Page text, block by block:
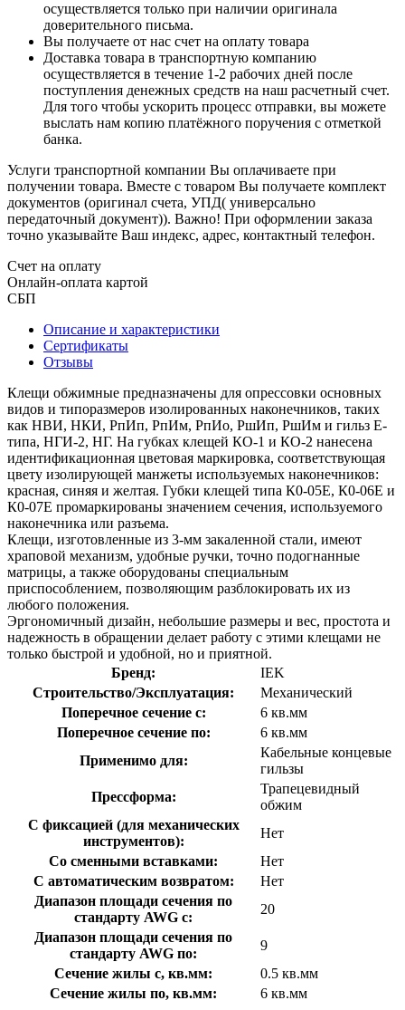
осуществляется только при наличии оригинала
доверительного письма.
Вы получаете от нас счет на оплату товара
Доставка товара в транспортную компанию
осуществляется в течение 1-2 рабочих дней после
поступления денежных средств на наш расчетный счет.
Для того чтобы ускорить процесс отправки, вы можете
выслать нам копию платёжного поручения с отметкой
банка.
Услуги транспортной компании Вы оплачиваете при
получении товара. Вместе с товаром Вы получаете комплект
документов (оригинал счета, УПД( универсально
передаточный документ)). Важно! При оформлении заказа
точно указывайте Ваш индекс, адрес, контактный телефон.
Счет на оплату
Онлайн-оплата картой
СБП
Описание и характеристики
Сертификаты
Отзывы
Клещи обжимные предназначены для опрессовки основных
видов и типоразмеров изолированных наконечников, таких
как НВИ, НКИ, РпИп, РпИм, РпИо, РшИп, РшИм и гильз Е-
типа, НГИ-2, НГ. На губках клещей КО-1 и КО-2 нанесена
идентификационная цветовая маркировка, соответствующая
цвету изолирующей манжеты используемых наконечников:
красная, синяя и желтая. Губки клещей типа К0-05Е, К0-06Е и
К0-07Е промаркированы значением сечения, используемого
наконечника или разъема.
Клещи, изготовленные из 3-мм закаленной стали, имеют
храповой механизм, удобные ручки, точно подогнанные
матрицы, а также оборудованы специальным
приспособлением, позволяющим разблокировать их из
любого положения.
Эргономичный дизайн, небольшие размеры и вес, простота и
надежность в обращении делает работу с этими клещами не
только быстрой и удобной, но и приятной.
Бренд:
IEK
Строительство/Эксплуатация:
Механический
Поперечное сечение с:
6 кв.мм
Поперечное сечение по:
6 кв.мм
Применимо для:
Кабельные концевые
гильзы
Прессформа:
Трапецевидный
обжим
С фиксацией (для механических
инструментов):
Нет
Со сменными вставками:
Нет
С автоматическим возвратом:
Нет
Диапазон площади сечения по
стандарту AWG с:
20
Диапазон площади сечения по
стандарту AWG по:
9
Сечение жилы с, кв.мм:
0.5 кв.мм
Сечение жилы по, кв.мм:
6 кв.мм